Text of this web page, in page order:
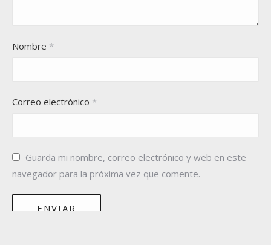
Nombre *
Correo electrónico *
Guarda mi nombre, correo electrónico y web en este
navegador para la próxima vez que comente.